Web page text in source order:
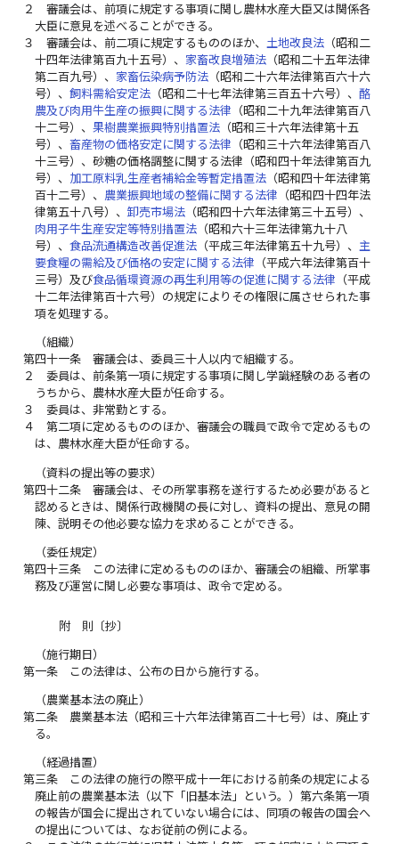
２
審議会は、前項に規定する事項に関し農林水産大臣又は関係各
大臣に意見を述べることができる。
３
審議会は、前二項に規定するもののほか、土地改良法 （昭和二
十四年法律第百九十五号）、家畜改良増殖法 （昭和二十五年法律
第二百九号）、家畜伝染病予防法 （昭和二十六年法律第百六十六
号）、飼料需給安定法 （昭和二十七年法律第三百五十六号）、酪
農及び肉用牛生産の振興に関する法律 （昭和二十九年法律第百八
十二号）、果樹農業振興特別措置法 （昭和三十六年法律第十五
号）、畜産物の価格安定に関する法律 （昭和三十六年法律第百八
十三号）、砂糖の価格調整に関する法律（昭和四十年法律第百九
号）、 加工原料乳生産者補給金等暫定措置法 （昭和四十年法律第
百十二号）、 農業振興地域の整備に関する法律 （昭和四十四年法
律第五十八号）、卸売市場法 （昭和四十六年法律第三十五号）、
肉用子牛生産安定等特別措置法 （昭和六十三年法律第九十八
号）、食品流通構造改善促進法 （平成三年法律第五十九号）、主
要食糧の需給及び価格の安定に関する法律 （平成六年法律第百十
三号）及び食品循環資源の再生利用等の促進に関する法律 （平成
十二年法律第百十六号）の規定によりその権限に属させられた事
項を処理する。
（組織）
第四十一条
審議会は、委員三十人以内で組織する。
２
委員は、前条第一項に規定する事項に関し学識経験のある者の
うちから、農林水産大臣が任命する。
３
委員は、非常勤とする。
４
第二項に定めるもののほか、審議会の職員で政令で定めるもの
は、農林水産大臣が任命する。
（資料の提出等の要求）
第四十二条
審議会は、その所掌事務を遂行するため必要があると
認めるときは、関係行政機関の長に対し、資料の提出、意見の開
陳、説明その他必要な協力を求めることができる。
（委任規定）
第四十三条
この法律に定めるもののほか、審議会の組織、所掌事
務及び運営に関し必要な事項は、政令で定める。
附 則〔抄〕
（施行期日）
第一条
この法律は、公布の日から施行する。
（農業基本法の廃止）
第二条
農業基本法（昭和三十六年法律第百二十七号）は、廃止す
る。
（経過措置）
第三条
この法律の施行の際平成十一年における前条の規定による
廃止前の農業基本法（以下「旧基本法」という。）第六条第一項
の報告が国会に提出されていない場合には、同項の報告の国会へ
の提出については、なお従前の例による。